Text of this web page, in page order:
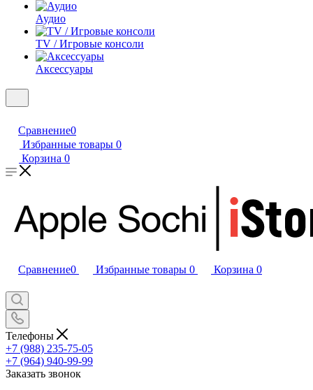
Аудио
TV / Игровые консоли
Аксессуары
Сравнение0
Избранные товары 0
Корзина 0
Сравнение0 Избранные товары 0 Корзина 0
Телефоны
+7 (988) 235-75-05
+7 (964) 940-99-99
Заказать звонок